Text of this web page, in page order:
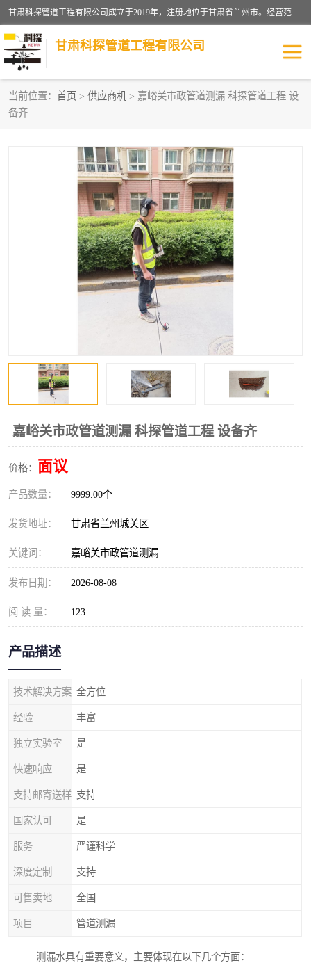
甘肃科探管道工程有限公司成立于2019年，注册地位于甘肃省兰州市。经营范围包括管道安装、清洗、疏通、维修、检测，防水工程，工程钻孔，化粪池清理，暖气安装，给排水管道安装维修，室内外管道如消防、供水、供热管道漏水检测定位，室内外防水堵漏等。
甘肃科探管道工程有限公司
当前位置： 首页 > 供应商机 > 嘉峪关市政管道测漏 科探管道工程 设
备齐
嘉峪关市政管道测漏 科探管道工程 设备齐
价格： 面议
产品数量： 9999.00个
发货地址： 甘肃省兰州城关区
关键词： 嘉峪关市政管道测漏
发布日期： 2026-08-08
阅 读 量： 123
产品描述
技术解决方案 全方位
经验 丰富
独立实验室 是
快速响应 是
支持邮寄送样 支持
国家认可 是
服务 严谨科学
深度定制 支持
可售卖地 全国
项目 管道测漏
测漏水具有重要意义，主要体现在以下几个方面：
管道安装维修
漏水检查维修 消防管道漏水
供热管道漏水 排水管道漏水
自来水管漏水 管道疏通
高压车疏通清淤